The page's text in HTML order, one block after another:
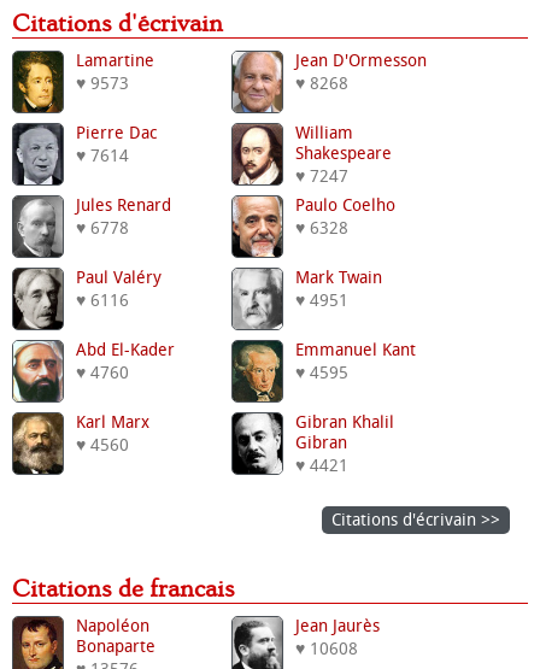
Citations d'écrivain
Lamartine
♥ 9573
Jean D'Ormesson
♥ 8268
Pierre Dac
♥ 7614
William
Shakespeare
♥ 7247
Jules Renard
♥ 6778
Paulo Coelho
♥ 6328
Paul Valéry
♥ 6116
Mark Twain
♥ 4951
Abd El-Kader
♥ 4760
Emmanuel Kant
♥ 4595
Karl Marx
♥ 4560
Gibran Khalil
Gibran
♥ 4421
Citations d'écrivain >>
Citations de francais
Napoléon
Bonaparte
Jean Jaurès
♥ 10608